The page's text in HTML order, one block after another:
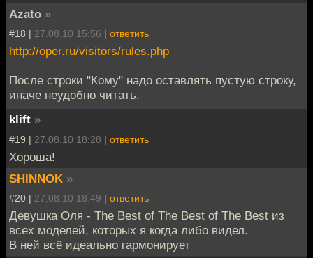
Azato »
#18 | 27.08.10 15:56 | ответить
http://oper.ru/visitors/rules.php
После строки "Кому" надо оставлять пустую строку,
иначе неудобно читать.
klift »
#19 | 27.08.10 18:28 | ответить
Хороша!
SHINNOK »
#20 | 27.08.10 18:49 | ответить
Девушка Оля - The Best of The Best of The Best из
всех моделей, которых я когда либо видел.
В ней всё идеально гармонирует